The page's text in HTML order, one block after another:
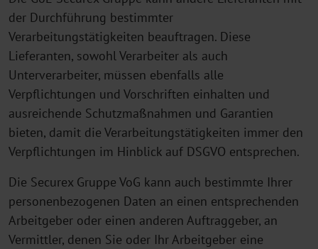
der Durchführung bestimmter
Verarbeitungstätigkeiten beauftragen. Diese
Lieferanten, sowohl Verarbeiter als auch
Unterverarbeiter, müssen ebenfalls alle
Verpflichtungen und Vorschriften einhalten und
ausreichende Schutzmaßnahmen und Garantien
bieten, damit die Verarbeitungstätigkeiten immer den
Verpflichtungen im Hinblick auf DSGVO entsprechen.
Die Securex Gruppe VoG kann auch bestimmte Ihrer
personenbezogenen Daten an einen entsprechenden
Arbeitgeber oder einen anderen Auftraggeber, an
Vermittler, denen Sie oder Ihr Arbeitgeber eine